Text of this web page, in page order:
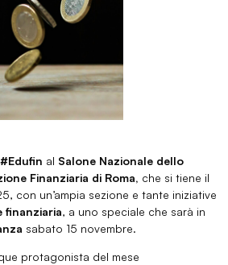
#Edufin al Salone Nazionale dello
Finanziaria di Roma, che si tiene il
con un’ampia sezione e tante iniziative
finanziaria, a uno speciale che sarà in
sabato 15 novembre.
protagonista del mese